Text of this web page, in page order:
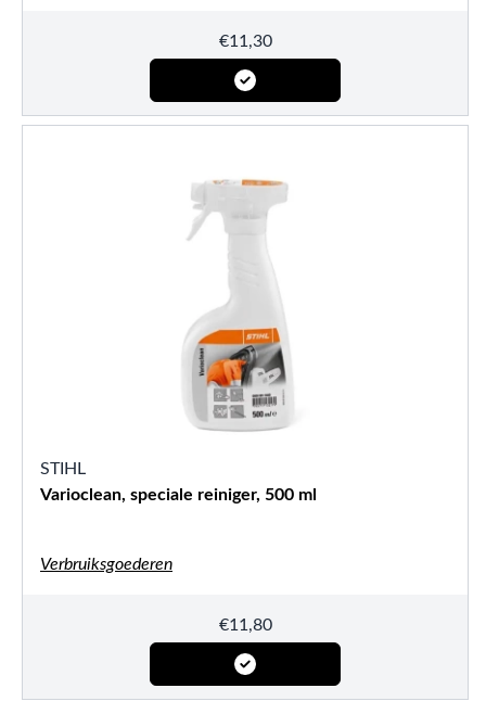
€11,30
STIHL
Varioclean, speciale reiniger, 500 ml
Verbruiksgoederen
€11,80